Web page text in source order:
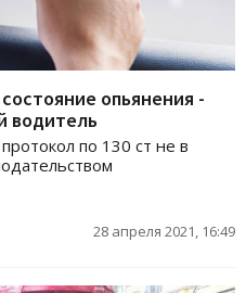
опьянения -
водитель
по 130 ст не в
28 апреля 2021, 16:49